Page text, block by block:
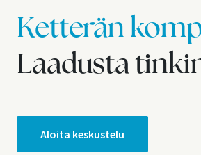
Ketterän
Laadusta
Aloita keskustelu